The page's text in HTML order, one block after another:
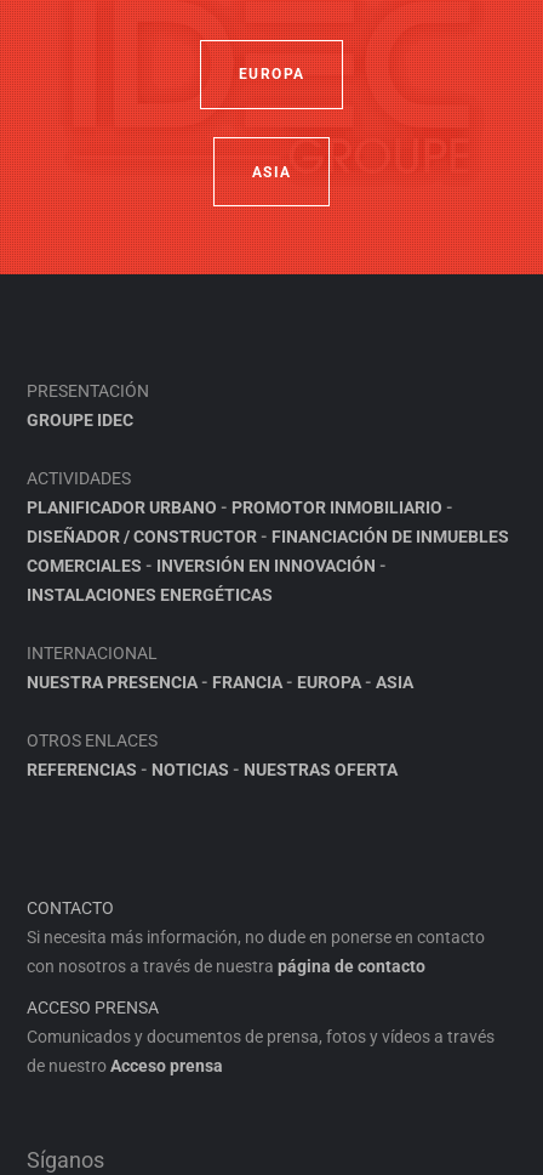
EUROPA
ASIA
PRESENTACIÓN
GROUPE IDEC
ACTIVIDADES
PLANIFICADOR URBANO - PROMOTOR INMOBILIARIO -
DISEÑADOR / CONSTRUCTOR- FINANCIACIÓN DE INMUEBLES
COMERCIALES - INVERSIÓN EN INNOVACIÓN -
INSTALACIONES ENERGÉTICAS
INTERNACIONAL
NUESTRA PRESENCIA- FRANCIA- EUROPA-ASIA
OTROS ENLACES
REFERENCIAS - NOTICIAS - NUESTRAS OFERTA
CONTACTO
Si necesita más información, no dude en ponerse en contacto
con nosotros a través de nuestrapágina de contacto
ACCESO PRENSA
Comunicados y documentos de prensa, fotos y vídeos a través
de nuestroAcceso prensa
Síganos